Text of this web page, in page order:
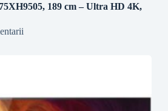
189 cm – Ultra HD 4K,